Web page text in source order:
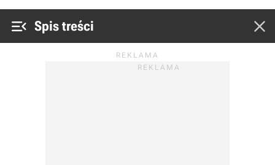
 Spis treści 